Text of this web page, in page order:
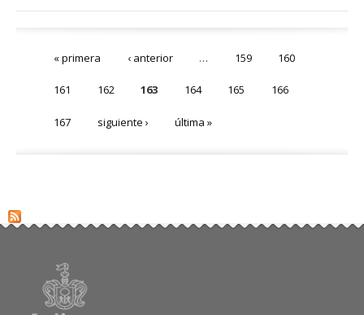
« primera ‹ anterior … 159 160
161 162 163 164 165 166
167 siguiente › última »